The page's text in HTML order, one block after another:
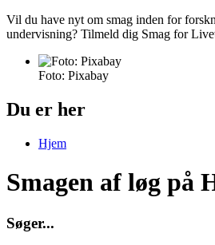
Vil du have nyt om smag inden for
undervisning? Tilmeld dig Smag for
Foto: Pixabay
Du er her
Hjem
Smagen af løg på
Søger...